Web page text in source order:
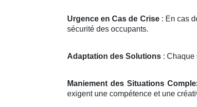
Urgence en Cas de Crise: En cas
sécurité des occupants.
Adaptation des Solutions : Chaque
Maniement des Situations
exigent une compétence et une